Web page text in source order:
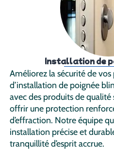
Installation de
Améliorez la sécurité de
d’installation de poignée
avec des produits de
offrir une protection
d’effraction. Notre équipe
installation précise et
tranquillité d’esprit accrue.